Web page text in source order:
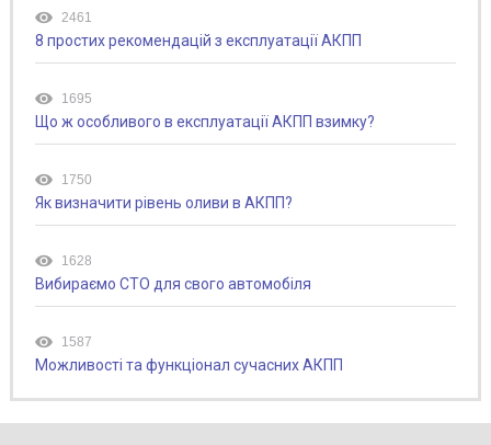
2461
8 простих рекомендацій з експлуатації АКПП
1695
Що ж особливого в експлуатації АКПП взимку?
1750
Як визначити рівень оливи в АКПП?
1628
Вибираємо СТО для свого автомобіля
1587
Можливості та функціонал сучасних АКПП